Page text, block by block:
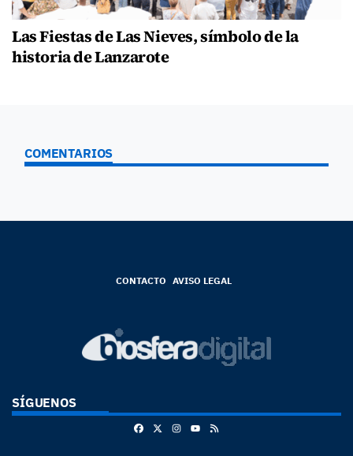
Las Fiestas de Las Nieves, símbolo de la
historia de Lanzarote
COMENTARIOS
CONTACTO AVISO LEGAL
SÍGUENOS
FacebookInstagram